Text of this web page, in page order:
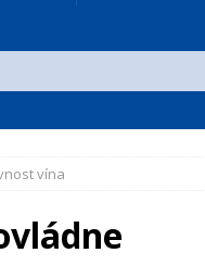
vína